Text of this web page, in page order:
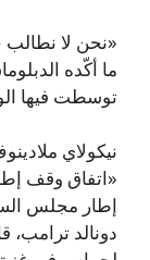
«نحن لا
ما أكّده
توسطت فيها
نيكولاي
«اتفاق وقف
إطار مجلس
دونالد ترامب،